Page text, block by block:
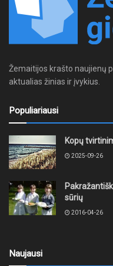
Žemaitijos krašto naujienų
aktualias žinias ir įvykius.
Populiariausi
Kopų
2025-09-26
sūrių
2016-04-26
Naujausi